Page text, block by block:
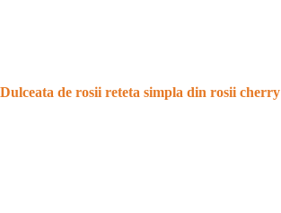
Dulceata de rosii reteta simpla din rosii cherry